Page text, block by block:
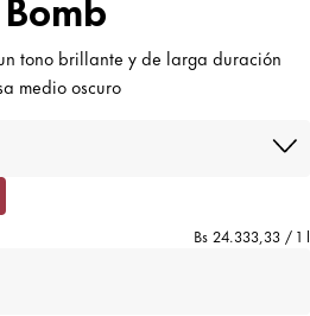
tono brillante y de larga duración
medio oscuro
Bs 24.333,33 / 1 l